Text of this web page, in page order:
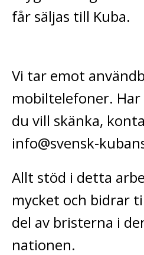
får säljas till Kuba.
Vi tar emot
mobiltelefoner. Har
du vill skänka,
info@svensk-
Allt stöd i detta
mycket och bidrar
del av bristerna i
nationen.